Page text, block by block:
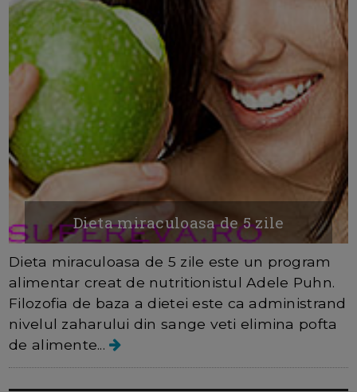
Dieta miraculoasa de 5 zile
Dieta miraculoasa de 5 zile este un program
alimentar creat de nutritionistul Adele Puhn.
Filozofia de baza a dietei este ca administrand
nivelul zaharului din sange veti elimina pofta
de alimente...